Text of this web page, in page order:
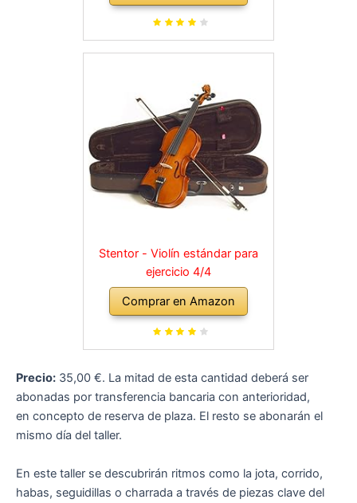
Stentor - Violín estándar para
ejercicio 4/4
Comprar en Amazon
Precio: 35,00 €. La mitad de esta cantidad deberá ser
abonadas por transferencia bancaria con anterioridad,
en concepto de reserva de plaza. El resto se abonarán el
mismo día del taller.
En este taller se descubrirán ritmos como la jota, corrido,
habas, seguidillas o charrada a través de piezas clave del